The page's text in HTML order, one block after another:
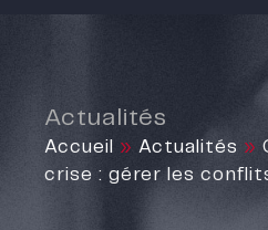
Actualités
Accueil » Actualités »
crise : gérer les